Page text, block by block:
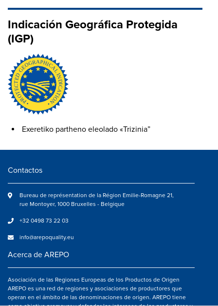
Indicación Geográfica Protegida
(IGP)
Exeretiko partheno eleolado «Trizinia”
Contactos
Bureau de représentation de la Région Emilie-Romagne 21,
rue Montoyer, 1000 Bruxelles - Belgique
+32 0498 73 22 03
info@arepoquality.eu
Acerca de AREPO
Asociación de las Regiones Europeas de los Productos de Origen
AREPO es una red de regiones y asociaciones de productores que
operan en el ámbito de las denominaciones de origen. AREPO tiene